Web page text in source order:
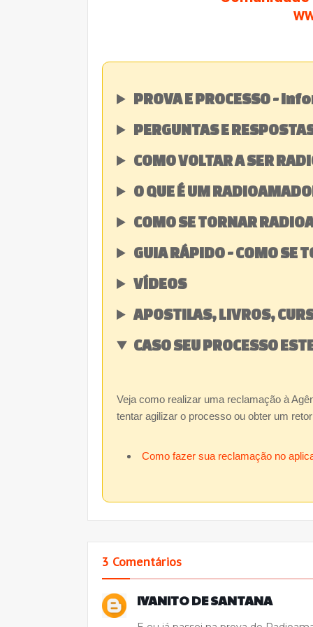
PROVA E PROCESSO -
PERGUNTAS E
COMO VOLTAR A SER
O QUE É UM
COMO SE TORNAR
GUIA RÁPIDO - COMO SE
VÍDEOS
APOSTILAS, LIVROS,
CASO SEU PROCESSO
Veja como realizar uma reclamação à
tentar agilizar o processo ou obter um
Como fazer sua reclamação no
3 Comentários
IVANITO DE SANTANA